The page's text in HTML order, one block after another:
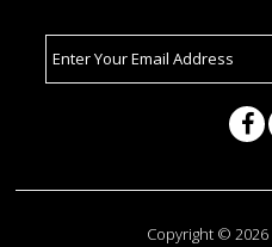
Copyright © 2026